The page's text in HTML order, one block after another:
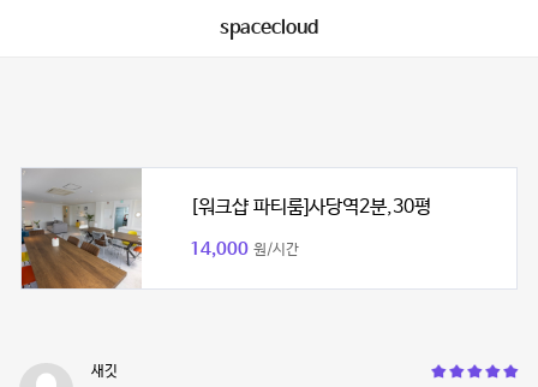
spacecloud
[워크샵 파티룸]사당역2분,30평
14,000 원/시간
새깃